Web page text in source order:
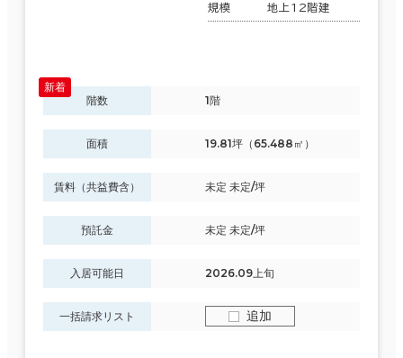
規模 地上12階建
階数 1階
面積 19.81坪（65.488㎡）
賃料（共益費含） 未定 未定/坪
預託金 未定 未定/坪
入居可能日 2026.09上旬
一括請求リスト 追加